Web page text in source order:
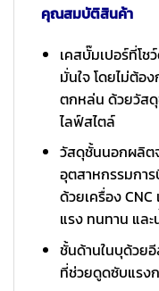
คุณสมบัติสินค้า
เคสบั๊มเปอร์ที่โ
มั่นใจ โดยไม่ต้อ
ตกหล่น ด้วยวัสดุ
ไลฟ์สไตล์
วัสดุชั้นนอกผลิต
อุตสาหกรรมกา
ด้วยเครื่อง
แรง ทนทาน และ
ชั้นด้านในบุด้วย
ที่ช่วยดูดซับแรง